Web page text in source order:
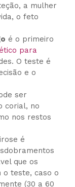
a mulher
o feto
é o primeiro
para
O teste é
e o
ser
corial, no
nos restos
é
que os
o teste, caso o
(30 a 60